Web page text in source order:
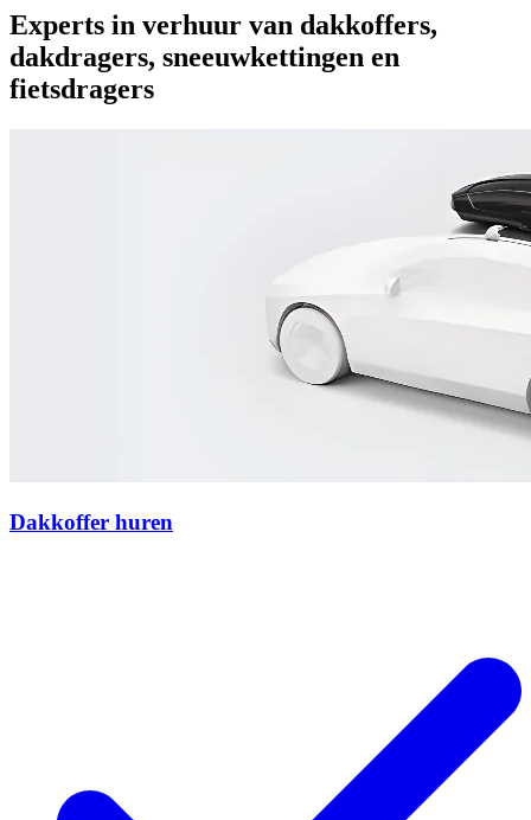
Experts in verhuur van dakkoffers,
dakdragers, sneeuwkettingen en
fietsdragers
Dakkoffer huren